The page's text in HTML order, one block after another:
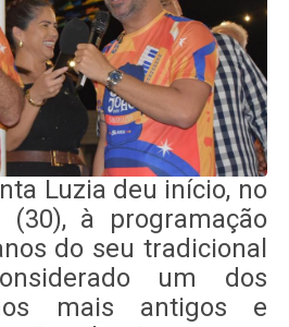
Luzia deu início, no
(30), à programação
do seu tradicional
um dos
mais antigos e